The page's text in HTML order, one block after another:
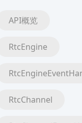
API概览
RtcEngine
RtcChannel